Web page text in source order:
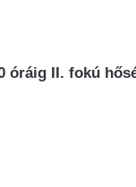
óráig II. fokú